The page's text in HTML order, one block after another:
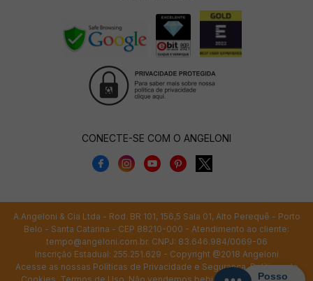
CONECTE-SE COM O ANGELONI
A.Angeloni & Cia Ltda - Rod. BR 101, 156,5 Sala 01, Alto Perequê - Porto
Belo - Santa Catarina - CEP 88210-000 - Atendimento ao cliente:
tempo@angeloni.com.br. CNPJ: 83.646.984/0069-06
Inscrição Estadual: 255.251.629 - Copyright @2018 Angeloni
Acesse as nossas Políticas de Privacidade e Segurança,Políticas de